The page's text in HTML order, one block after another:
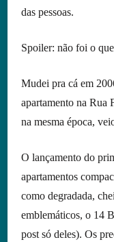
das pessoas.
Spoiler: não foi o
Mudei pra cá em
apartamento na Rua
na mesma época,
O lançamento do
apartamentos
como degradada,
emblemáticos, o 14
post só deles). Os